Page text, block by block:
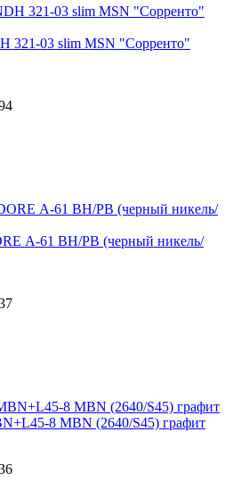
321-03 slim MSN "Сорренто"
А-61 ВН/PВ (черный никель/
8 MBN (2640/S45) графит